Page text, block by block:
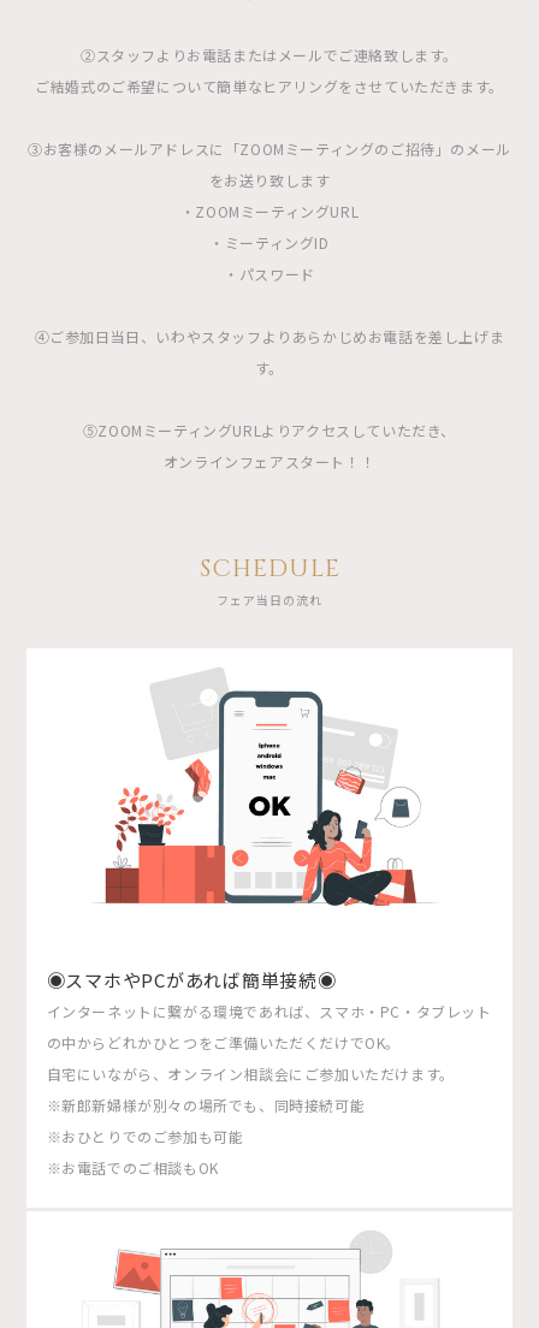
②スタッフよりお電話またはメールでご連絡致します。
ご結婚式のご希望について簡単なヒアリングをさせていただきます。
③お客様のメールアドレスに「ZOOMミーティングのご招待」のメール
をお送り致します
・ZOOMミーティングURL
・ミーティングID
・パスワード
④ご参加日当日、いわやスタッフよりあらかじめお電話を差し上げま
す。
⑤ZOOMミーティングURLよりアクセスしていただき、
オンラインフェアスタート！！
SCHEDULE
フェア当日の流れ
◉スマホやPCがあれば簡単接続◉
インターネットに繋がる環境であれば、スマホ・PC・タブレット
の中からどれかひとつをご準備いただくだけでOK。
自宅にいながら、オンライン相談会にご参加いただけます。
※新郎新婦様が別々の場所でも、同時接続可能
※おひとりでのご参加も可能
※お電話でのご相談もOK